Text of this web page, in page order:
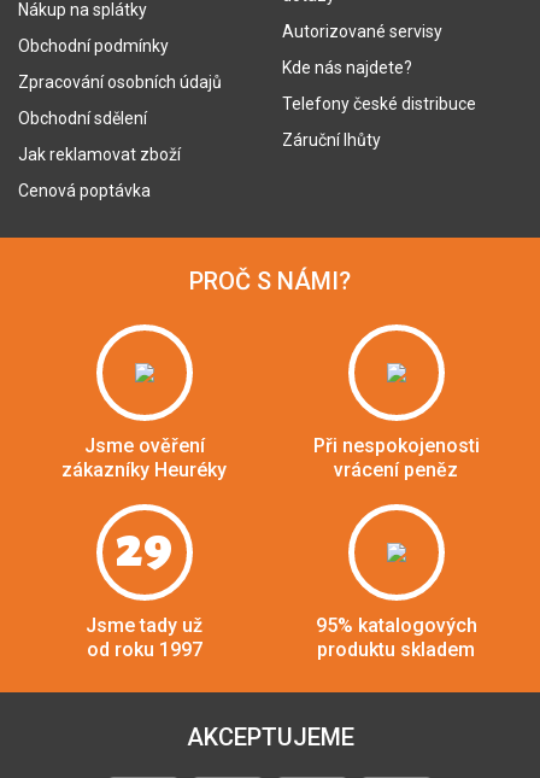
Nákup na splátky
Obchodní podmínky
Zpracování osobních údajů
Obchodní sdělení
Jak reklamovat zboží
Cenová poptávka
Autorizované servisy
Kde nás najdete?
Telefony české distribuce
Záruční lhůty
PROČ S NÁMI?
Jsme ověření
zákazníky Heuréky
Při nespokojenosti
vrácení peněz
29
Jsme tady už
od roku 1997
95% katalogových
produktu skladem
AKCEPTUJEME